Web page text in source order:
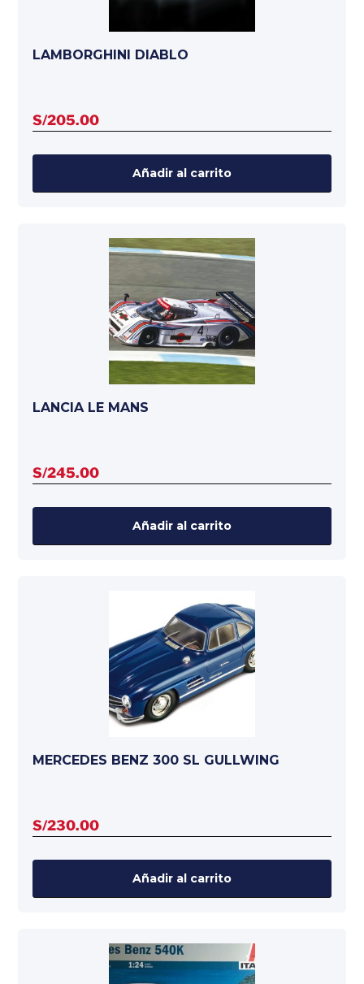
LAMBORGHINI DIABLO
S/205.00
Añadir al carrito
LANCIA LE MANS
S/245.00
Añadir al carrito
MERCEDES BENZ 300 SL GULLWING
S/230.00
Añadir al carrito